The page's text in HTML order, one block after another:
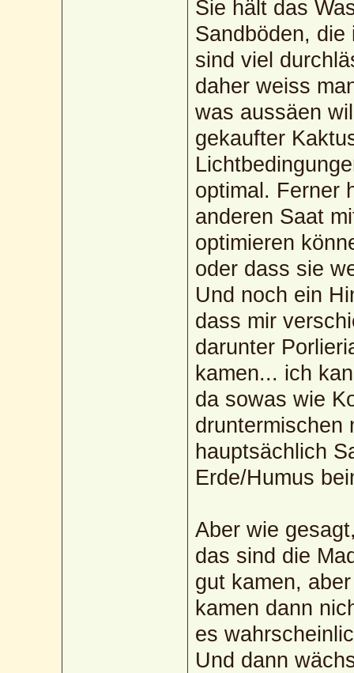
Sie hält das
Sandböden,
sind viel
daher weiss
was aussäen
gekaufter
optimal. Ferner
anderen Saat
optimieren
oder dass sie
Und noch ein
dass mir
darunter
kamen... ich
da sowas wie
druntermischen
hauptsächlich
Erde/Humus
Aber wie
das sind die
gut kamen,
kamen dann
es
Und dann